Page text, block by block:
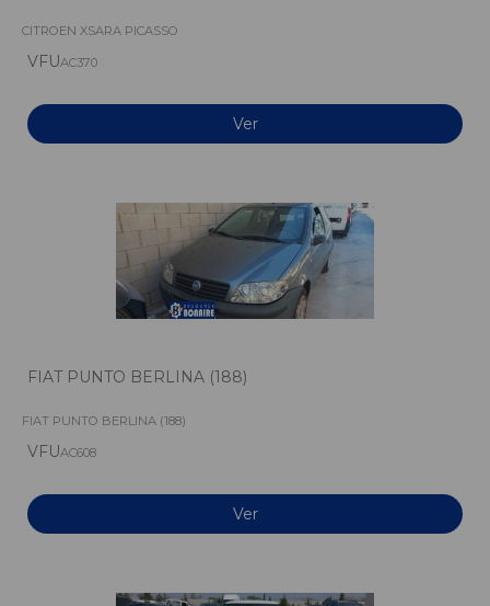
CITROEN XSARA PICASSO
VFUAC370
Ver
FIAT PUNTO BERLINA (188)
FIAT PUNTO BERLINA (188)
VFUAC608
Ver